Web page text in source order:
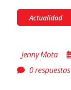
Actualidad
Jenny Mota
0 respuestas